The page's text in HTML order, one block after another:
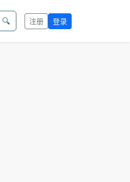
🔍 注册 登录